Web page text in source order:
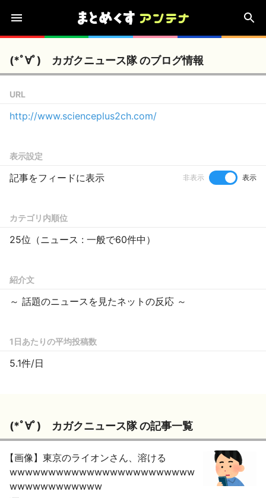
(*ﾟ∀ﾟ)ゞカガクニュース隊 のブログ情報
URL
http://www.scienceplus2ch.com/
表示設定
記事をフィードに表示 非表示 表示
カテゴリ内順位
25位（ニュース : 一般で60件中）
紹介文
～ 話題のニュースを見たネットの反応 ～
1日あたりの平均投稿数
5.1件/日
(*ﾟ∀ﾟ)ゞカガクニュース隊 の記事一覧
【画像】東京のライオンさん、溶ける
wwwwwwwwwwwwwwwwwwwwwwww
wwwwwwwwwwww